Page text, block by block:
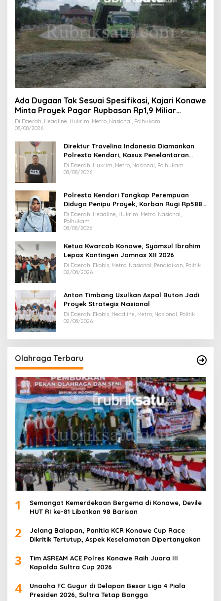
Ada Dugaan Tak Sesuai Spesifikasi, Kajari Konawe
Minta Proyek Pagar Rupbasan Rp1,9 Miliar
Dihentikan
Di Daerah, Headline, Hukrim, Metro, Nasional, Polhukam
08/08/2026
Direktur Travelina Indonesia Diamankan
Polresta Kendari, Kasus Penelantaran
Jemaah Umrah Masuk Babak Baru
Di Daerah, Hukrim, Metro, Nasional, Polhukam
08/08/2026
Polresta Kendari Tangkap Perempuan
Diduga Penipu Proyek, Korban Rugi Rp588,1
Juta
Di Daerah, Headline, Hukrim, Metro, Nasional,
Polhukam
08/08/2026
Ketua Kwarcab Konawe, Syamsul Ibrahim
Lepas Kontingen Jamnas XII 2026
Di Daerah, Ekobis, Metro, Nasional, Pendidikan, Politik
02/08/2026
Anton Timbang Usulkan Aspal Buton Jadi
Proyek Strategis Nasional
Di Daerah, Ekobis, Headline, Metro, Nasional, Politik
02/08/2026
Olahraga Terbaru
1
Semangat Kemerdekaan Bergema di Konawe, Devile
HUT RI ke-81 Libatkan 98 Barisan
2
Jelang Balapan, Panitia KCR Konawe Cup Race
Dikritik Tertutup, Aspek Keselamatan Dipertanyakan
3
Tim ASREAM ACE Polres Konawe Raih Juara III
Kapolda Sultra Cup 2026
4
Unaaha FC Gugur di Delapan Besar Liga 4 Piala
Presiden 2026, Sultra Tetap Bangga